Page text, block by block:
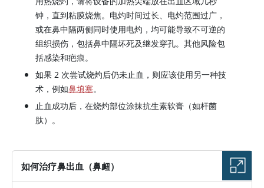
钟，直到粘膜烧焦。电灼时间过长、电灼范围过广，
或在鼻中隔两侧同时使用电灼，均可能导致不可逆的
组织损伤，包括鼻中隔坏死及继发穿孔。其他风险包
括感染和疤痕。
如果 2 次尝试烧灼后仍未止血，则应该使用另一种技
术，例如鼻填塞。
止血成功后，在烧灼部位涂抹抗生素软膏（如杆菌
肽）。
如何治疗鼻出血（鼻衄）